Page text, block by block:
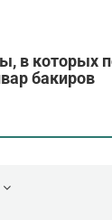
в которых
бакиров